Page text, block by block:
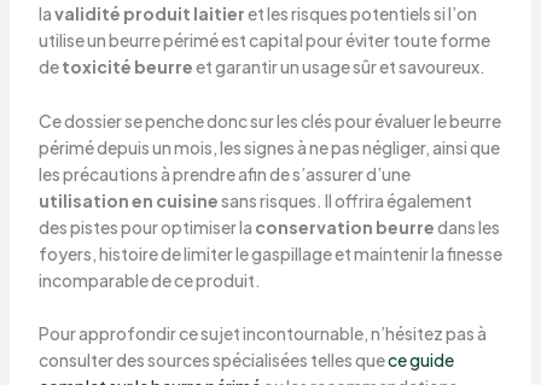
lavalidité produit laitieret les risques potentiels si l’on
utilise un beurre périmé est capital pour éviter toute forme
detoxicité beurreet garantir un usage sûr et savoureux.
Ce dossier se penche donc sur les clés pour évaluer le beurre
périmé depuis un mois, les signes à ne pas négliger, ainsi que
les précautions à prendre afin de s’assurer d’une
utilisation en cuisinesans risques. Il offrira également
des pistes pour optimiser la conservation beurredans les
foyers, histoire de limiter le gaspillage et maintenir la finesse
incomparable de ce produit.
Pour approfondir ce sujet incontournable, n’hésitez pas à
consulter des sources spécialisées telles quece guide